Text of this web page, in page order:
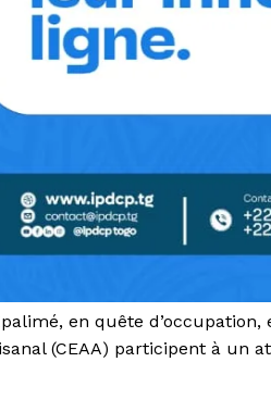
en quête
(CEAA) participent à un